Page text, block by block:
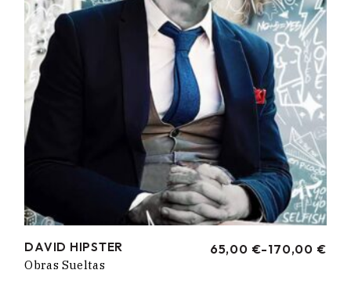
DAVID HIPSTER 65,00 €-170,00 €
RANGO
Obras Sueltas